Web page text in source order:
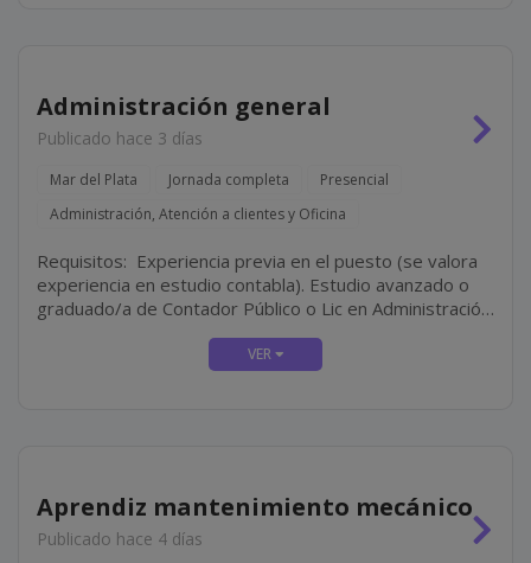
Administración general
Publicado hace 3 días
Mar del Plata Jornada completa
Presencial
Administración, Atención a clientes y Oficina
Requisitos: Experiencia previa en el puesto (se valora
experiencia en estudio contabla). Estudio avanzado o
graduado/a de Contador Público o Lic en Administración.
Perfil resolutivo, organizado y proactivo. Disponibilidad
Aprendiz mantenimiento mecánico
Publicado hace 4 días